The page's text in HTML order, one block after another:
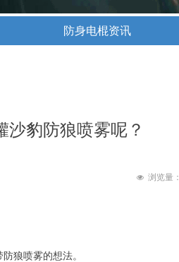
防身电棍资讯
沙豹防狼喷雾呢？
狼喷雾的想法。
넶 浏览量：